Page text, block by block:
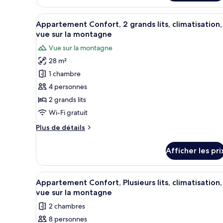
le
jardin
Appartement,
vue
sur
le
Afficher
toutes
photos
pour
ce
type
de
chambre :
Confort,
lits,
climatisation,
vue
sur
la
Une chambre d’hôtel avec
7
Appartement Confort, 2 grands lits, climatisation,
vue sur la montagne
Vue sur la montagne
28 m²
1 chambre
4 personnes
2 grands lits
Wi-Fi gratuit
Plus de détails
Plus
Appartement
Confort,
2
grands
climatisation,
vue
Afficher les
Afficher
toutes
les
photos
Une chambre d’hôtel avec
17
Appartement Confort, Plusieurs lits, climatisation,
vue sur la montagne
2 chambres
8 personnes